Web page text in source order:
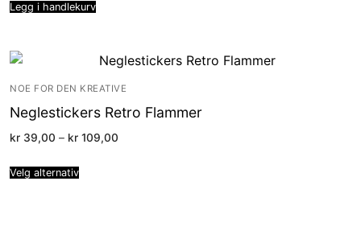
Legg i handlekurv
NOE FOR DEN KREATIVE
Neglestickers Retro Flammer
kr 39,00 – kr 109,00
Velg alternativ